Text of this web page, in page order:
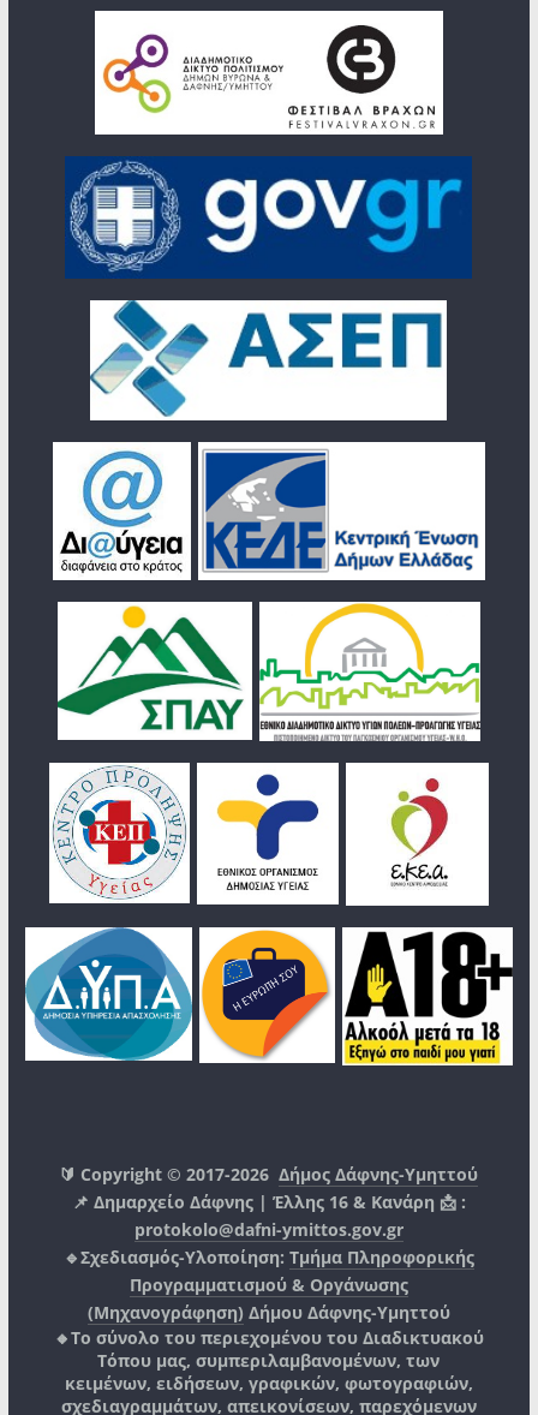
🔰 Copyright © 2017-2026Δήμος Δάφνης-Υμηττού
📌 Δημαρχείο Δάφνης | Έλλης 16 & Κανάρη 📩 :
protokolo@dafni-ymittos.gov.gr
🔹Σχεδιασμός-Υλοποίηση: Τμήμα Πληροφορικής
Προγραμματισμού & Οργάνωσης
(Μηχανογράφηση) Δήμου Δάφνης-Υμηττού
🔸Το σύνολο του περιεχομένου του Διαδικτυακού
Τόπου μας, συμπεριλαμβανομένων, των
κειμένων, ειδήσεων, γραφικών, φωτογραφιών,
σχεδιαγραμμάτων, απεικονίσεων, παρεχόμενων